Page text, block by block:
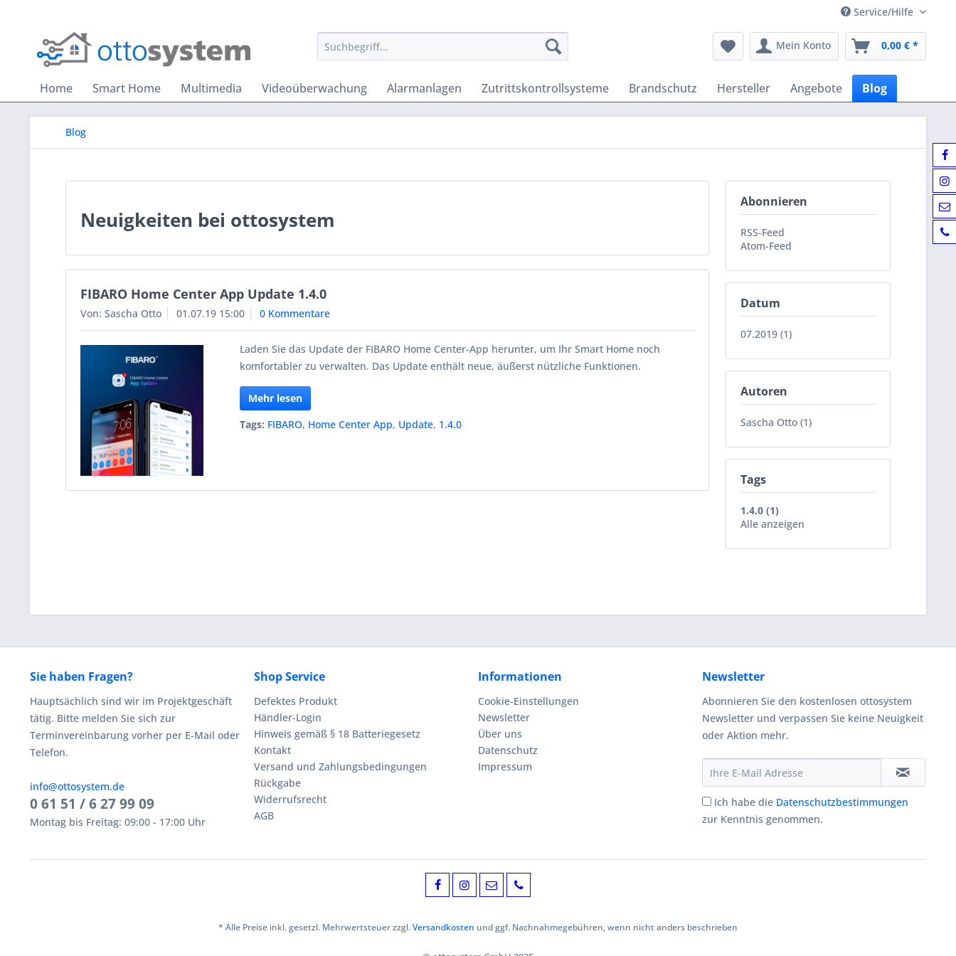
Service/Hilfe
Mein Konto 0,00 € *
Home Smart Home Multimedia Videoüberwachung Alarmanlagen Zutrittskontrollsysteme Brandschutz Hersteller Angebote Blog
Blog
Abonnieren
RSS-Feed
Atom-Feed
Datum
07.2019 (1)
Autoren
Sascha Otto (1)
Tags
1.4.0 (1)
Alle anzeigen
Neuigkeiten bei ottosystem
FIBARO Home Center App Update 1.4.0
Von: Sascha Otto 01.07.19 15:00 0 Kommentare
Laden Sie das Update der FIBARO Home Center-App herunter, um Ihr Smart Home noch
komfortabler zu verwalten. Das Update enthält neue, äußerst nützliche Funktionen.
Mehr lesen
Tags: FIBARO, Home Center App, Update, 1.4.0
Sie haben Fragen?
Hauptsächlich sind wir im Projektgeschäft
tätig. Bitte melden Sie sich zur
Terminvereinbarung vorher per E-Mail oder
Telefon.
info@ottosystem.de
0 61 51 / 6 27 99 09
Montag bis Freitag: 09:00 - 17:00 Uhr
Shop Service
Defektes Produkt
Händler-Login
Hinweis gemäß § 18 Batteriegesetz
Kontakt
Versand und Zahlungsbedingungen
Rückgabe
Widerrufsrecht
AGB
Informationen
Cookie-Einstellungen
Newsletter
Über uns
Datenschutz
Impressum
Newsletter
Abonnieren Sie den kostenlosen ottosystem
Newsletter und verpassen Sie keine Neuigkeit
oder Aktion mehr.
Ich habe die Datenschutzbestimmungen
zur Kenntnis genommen.
* Alle Preise inkl. gesetzl. Mehrwertsteuer zzgl.Versandkosten und ggf. Nachnahmegebühren, wenn nicht anders beschrieben